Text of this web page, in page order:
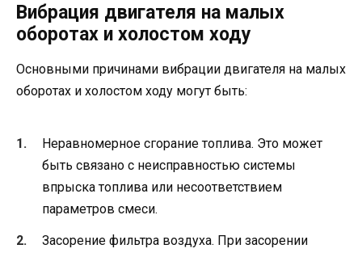
Вибрация двигателя на малых
оборотах и холостом ходу
Основными причинами вибрации двигателя на малых
оборотах и холостом ходу могут быть:
Неравномерное сгорание топлива. Это может
быть связано с неисправностью системы
впрыска топлива или несоответствием
параметров смеси.
Засорение фильтра воздуха. При засорении